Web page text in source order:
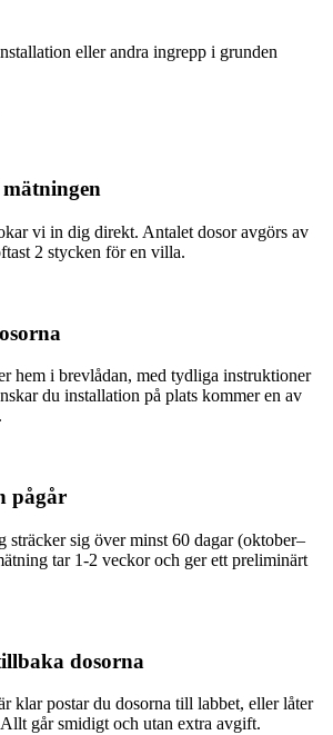
eller andra ingrepp i grunden
vi in dig direkt. Antalet dosor avgörs av
2 stycken för en villa.
hem i brevlådan, med tydliga instruktioner
du installation på plats kommer en av
pågår
sträcker sig över minst 60 dagar (oktober–
tar 1-2 veckor och ger ett preliminärt
dosorna
klar postar du dosorna till labbet, eller låter
går smidigt och utan extra avgift.